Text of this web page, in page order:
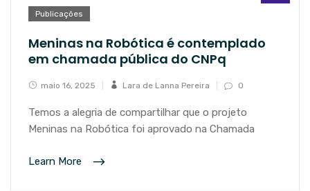
Publicações
Meninas na Robótica é contemplado
em chamada pública do CNPq
maio 16, 2025 Lara de Lanna Pereira 0
Temos a alegria de compartilhar que o projeto
Meninas na Robótica foi aprovado na Chamada
Learn More